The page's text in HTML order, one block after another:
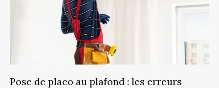
Pose de placo au plafond : les erreurs